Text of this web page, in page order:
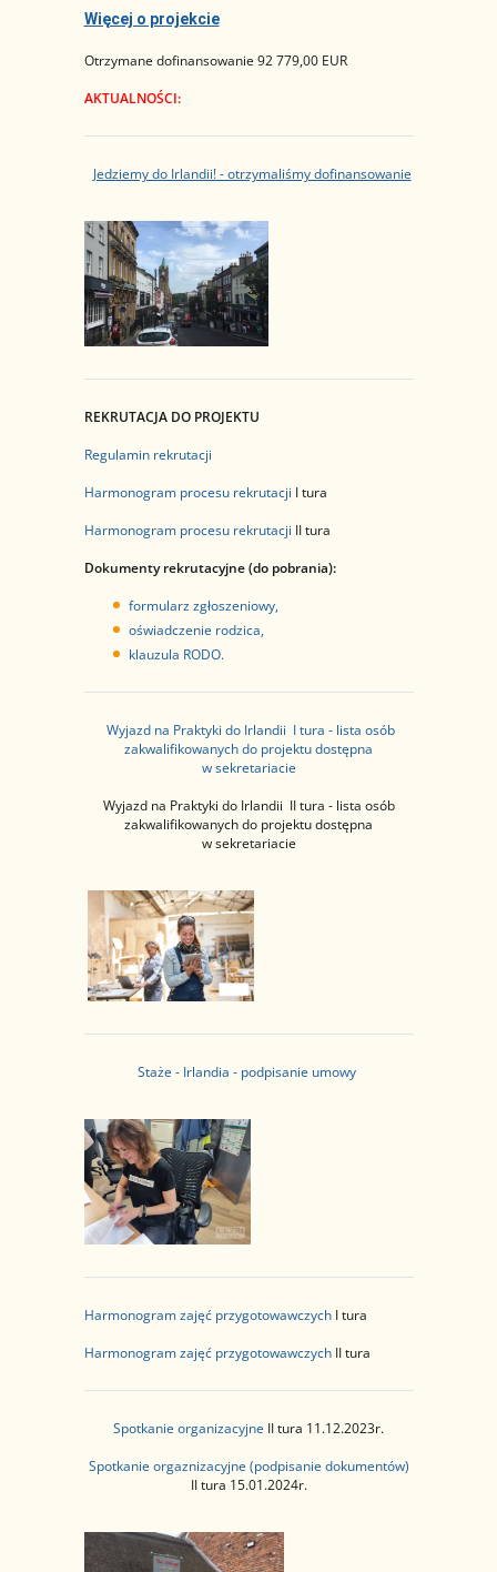
Więcej o projekcie
Otrzymane dofinansowanie 92 779,00 EUR
AKTUALNOŚCI:
Jedziemy do Irlandii! - otrzymaliśmy dofinansowanie
REKRUTACJA DO PROJEKTU
Regulamin rekrutacji
Harmonogram procesu rekrutacji I tura
Harmonogram procesu rekrutacji II tura
Dokumenty rekrutacyjne (do pobrania):
formularz zgłoszeniowy,
oświadczenie rodzica,
klauzula RODO.
Wyjazd na Praktyki do Irlandii I tura - lista osób
zakwalifikowanych do projektu dostępna
w sekretariacie
Wyjazd na Praktyki do Irlandii II tura - lista osób
zakwalifikowanych do projektu dostępna
w sekretariacie
Staże - Irlandia - podpisanie umowy
Harmonogram zajęć przygotowawczychI tura
Harmonogram zajęć przygotowawczychII tura
Spotkanie organizacyjne II tura 11.12.2023r.
Spotkanie orgaznizacyjne (podpisanie dokumentów)
II tura 15.01.2024r.